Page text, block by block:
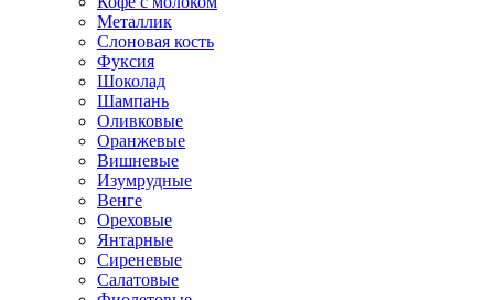
Металлик
Слоновая кость
Фуксия
Шоколад
Шампань
Оливковые
Оранжевые
Вишневые
Изумрудные
Венге
Ореховые
Янтарные
Сиреневые
Салатовые